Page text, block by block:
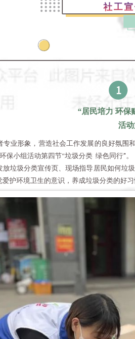
社工
1
“居民培力 环保
活
业形象，营造社会工作发展的良好氛围
保小组活动第四节“垃圾分类 绿色同行”。
垃圾分类宣传页、现场指导居民如何垃
护环境卫生的意识，养成垃圾分类的好习